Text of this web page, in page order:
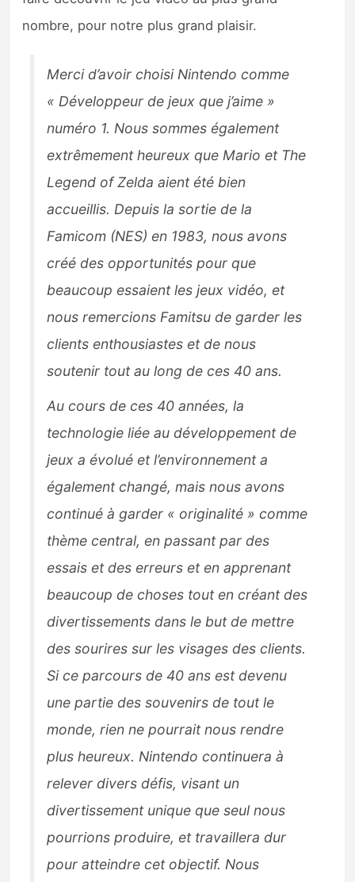
nombre, pour notre plus grand plaisir.
Merci d’avoir choisi Nintendo comme
« Développeur de jeux que j’aime »
numéro 1. Nous sommes également
extrêmement heureux que Mario et The
Legend of Zelda aient été bien
accueillis. Depuis la sortie de la
Famicom (NES) en 1983, nous avons
créé des opportunités pour que
beaucoup essaient les jeux vidéo, et
nous remercions Famitsu de garder les
clients enthousiastes et de nous
soutenir tout au long de ces 40 ans.
Au cours de ces 40 années, la
technologie liée au développement de
jeux a évolué et l’environnement a
également changé, mais nous avons
continué à garder « originalité » comme
thème central, en passant par des
essais et des erreurs et en apprenant
beaucoup de choses tout en créant des
divertissements dans le but de mettre
des sourires sur les visages des clients.
Si ce parcours de 40 ans est devenu
une partie des souvenirs de tout le
monde, rien ne pourrait nous rendre
plus heureux. Nintendo continuera à
relever divers défis, visant un
divertissement unique que seul nous
pourrions produire, et travaillera dur
pour atteindre cet objectif. Nous